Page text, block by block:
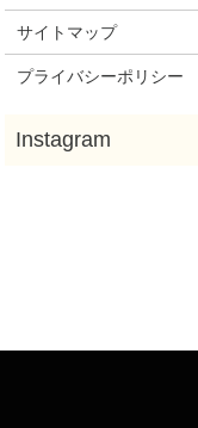
サイトマップ
プライバシーポリシー